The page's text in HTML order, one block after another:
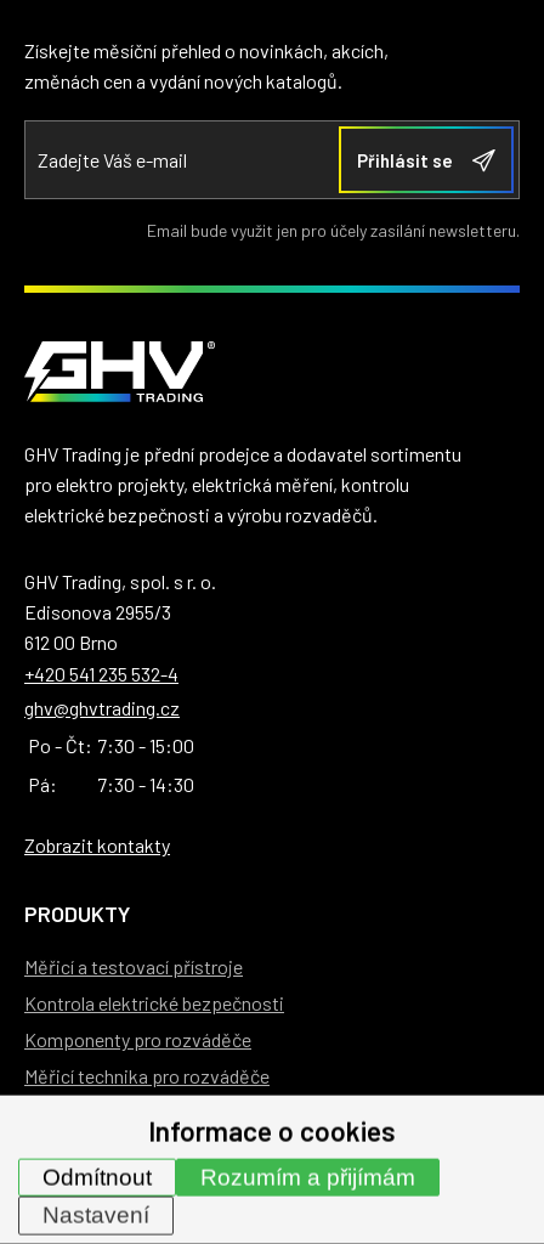
Získejte měsíční přehled o novinkách, akcích,
změnách cen a vydání nových katalogů.
Email bude využit jen pro účely zasílání newsletteru.
GHV Trading je přední prodejce a dodavatel sortimentu
pro elektro projekty, elektrická měření, kontrolu
elektrické bezpečnosti a výrobu rozvaděčů.
GHV Trading, spol. s r. o.
Edisonova 2955/3
612 00 Brno
+420 541 235 532-4
ghv@ghvtrading.cz
Po - Čt: 7:30 - 15:00
Pá:
7:30 - 14:30
Zobrazit kontakty
PRODUKTY
Měřicí a testovací přístroje
Kontrola elektrické bezpečnosti
Komponenty pro rozváděče
Měřicí technika pro rozváděče
Nové produkty
Archiv
Informace o cookies
Rozumím a přijímám
Odmítnout
Nastavení